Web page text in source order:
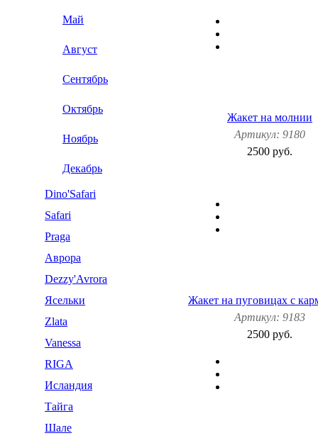
Май
Август
Сентябрь
Октябрь
Ноябрь
Декабрь
Dino'Safari
Safari
Praga
Аврора
Dezzy'Avrora
Ясельки
Zlata
Vanessa
RIGA
Исландия
Тайга
Шале
Жакет на молнии
Артикул: 9180
2500 руб.
Жакет на пуговицах с
Артикул: 9183
2500 руб.